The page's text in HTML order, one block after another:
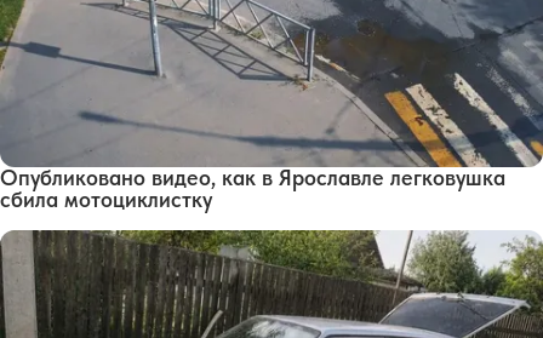
Опубликовано видео, как в Ярославле легковушка
сбила мотоциклистку